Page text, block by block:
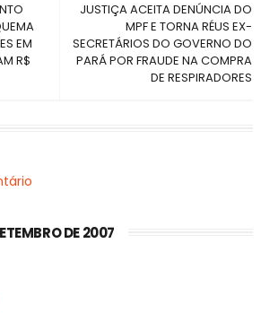
JUSTIÇA ACEITA DENÚNCIA DO
MPF E TORNA RÉUS EX-
SECRETÁRIOS DO GOVERNO DO
PARÁ POR FRAUDE NA COMPRA
DE RESPIRADORES
EM
R$
DE 2007